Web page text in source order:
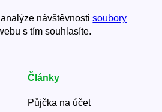
návštěvnostisoubory
s tím souhlasíte.
Články
Půjčka na účet